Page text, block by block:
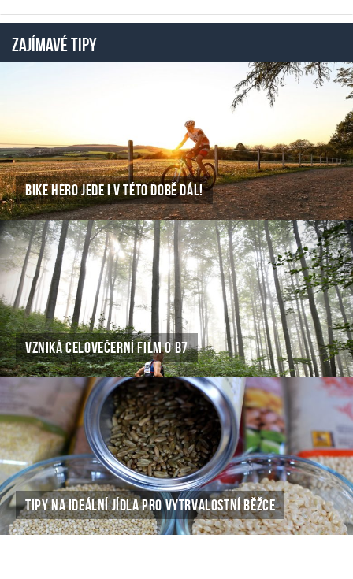
ZAJÍMAVÉ TIPY
BIKE HERO JEDE I V TÉTO DOBĚ DÁL!
VZNIKÁ CELOVEČERNÍ FILM O B7
TIPY NA IDEÁLNÍ JÍDLA PRO VYTRVALOSTNÍ BĚŽCE